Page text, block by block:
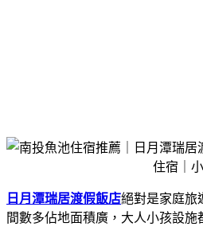
日月潭瑞居渡假飯店絕對是家庭旅
間數多佔地面積廣，大人小孩設施